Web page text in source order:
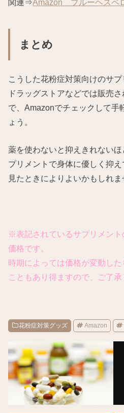
関連⇒Amazon ブルーヘスペ
まとめ
こうした花粉症対策向けのサ
ドラッグストアなどでは販売
で、Amazonでチェックして手
ょう。
薬を使わないと抑えきれない
プリメントで身体に優しく抑
見たときによりよいかもしれま
※表記されているサプリメン
価格です。
時期によっては価格が変動し
こともあり得ますので、ご了
花粉症対策グッズ Amazon